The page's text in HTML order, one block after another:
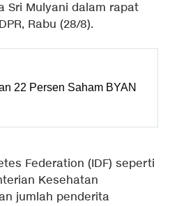
Sri Mulyani dalam rapat
Rabu (28/8).
22 Persen Saham BYAN
Federation (IDF) seperti
Kesehatan
jumlah penderita